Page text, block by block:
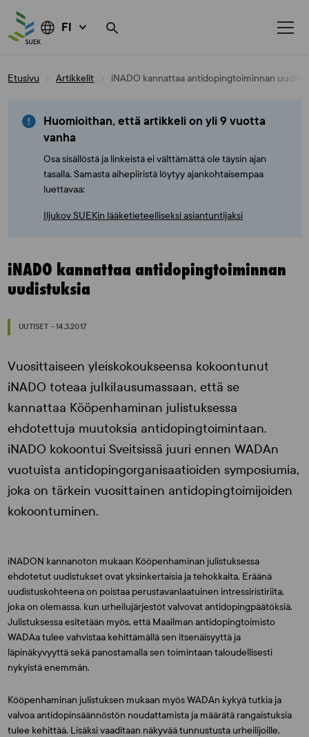
FI
Etusivu Artikkelit iNADO kannattaa antidopingtoiminnan
Huomioithan, että artikkeli on yli 9 vuotta
vanha
Osa sisällöstä ja linkeistä ei välttämättä ole täysin ajan
tasalla. Samasta aihepiiristä löytyy ajankohtaisempaa
luettavaa:
Iljukov SUEKin lääketieteelliseksi asiantuntijaksi
iNADO kannattaa antidopingtoiminnan
uudistuksia
UUTISET - 14.3.2017
Vuosittaiseen yleiskokoukseensa kokoontunut
iNADO toteaa julkilausumassaan, että se
kannattaa Kööpenhaminan julistuksessa
ehdotettuja muutoksia antidopingtoimintaan.
iNADO kokoontui Sveitsissä juuri ennen WADAn
vuotuista antidopingorganisaatioiden symposiumia,
joka on tärkein vuosittainen antidopingtoimijoiden
kokoontuminen.
iNADON kannanoton mukaan Kööpenhaminan julistuksessa
ehdotetut uudistukset ovat yksinkertaisia ja tehokkaita. Eräänä
uudistuskohteena on poistaa perustavanlaatuinen intressiristiriita,
joka on olemassa, kun urheilujärjestöt valvovat antidopingpäätöksiä.
Julistuksessa esitetään myös, että Maailman antidopingtoimisto
WADAa tulee vahvistaa kehittämällä sen itsenäisyyttä ja
läpinäkyvyyttä sekä panostamalla sen toimintaan taloudellisesti
nykyistä enemmän.
Kööpenhaminan julistuksen mukaan myös WADAn kykyä tutkia ja
valvoa antidopinsäännöstön noudattamista ja määrätä rangaistuksia
tulee kehittää. Lisäksi vaaditaan näkyvää tunnustusta urheilijoille,